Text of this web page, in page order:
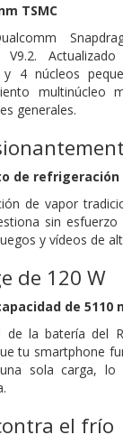
TSMC
V9.2.
4 núcleos
multinúcleo
generales.
de refrigeración
de vapor
sin esfuerzo
y vídeos de
de 120 W
de 5110
de la batería del
tu smartphone
sola carga, lo
el frío